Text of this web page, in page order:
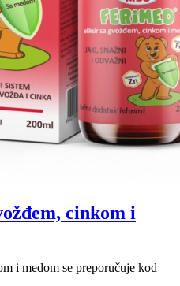
cinkom i
i medom se preporučuje kod